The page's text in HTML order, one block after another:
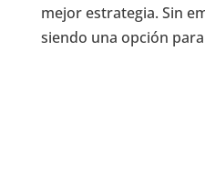
mejor estrategia. Sin
siendo una opción